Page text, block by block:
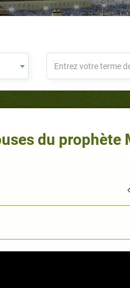
du prophète